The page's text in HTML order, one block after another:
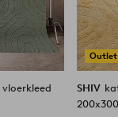
Outlet
SHIV